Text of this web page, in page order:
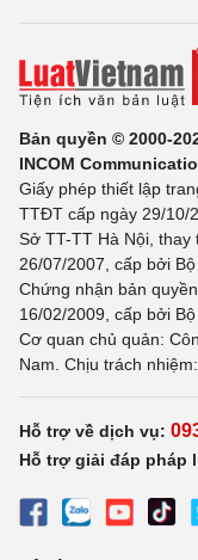
Bản quyền © 2000-
INCOM
Giấy phép thiết lập
TTĐT cấp ngày 29/10/
Sở TT-TT Hà Nội, thay
26/07/2007, cấp bởi
Chứng nhận bản
16/02/2009, cấp bởi
Cơ quan chủ quản:
Nam. Chịu trách
Hỗ trợ về dịch vụ:
Hỗ trợ giải đáp pháp